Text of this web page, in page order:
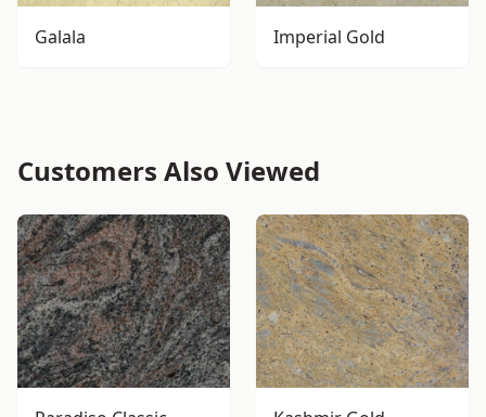
Galala Imperial Gold
Customers Also Viewed